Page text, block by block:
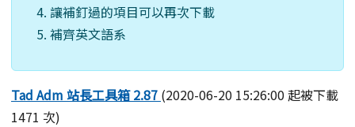
讓補釘過的項目可以再次下載
補齊英文語系
Tad Adm 站長工具箱 2.87 (2020-06-20 15:26:00 起被下載
1471 次)